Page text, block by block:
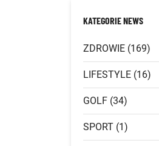
KATEGORIE NEWS
ZDROWIE (169)
LIFESTYLE (16)
GOLF (34)
SPORT (1)